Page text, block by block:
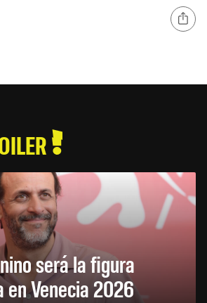
será la figura
en Venecia 2026